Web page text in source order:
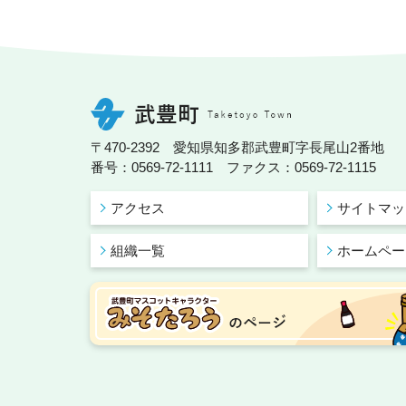
〒470-2392 愛知県知多郡武豊町字長尾山2番地
番号：0569-72-1111 ファクス：0569-72-1115
アクセス サイトマ
組織一覧 ホームペ